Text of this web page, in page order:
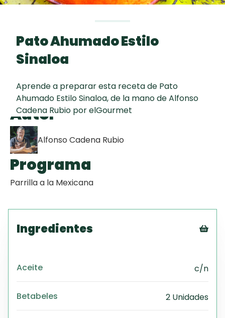
Galletas con
Tiramisú
Pato Ahumado Estilo
Sinaloa
Aprende a preparar esta receta de Pato
Ahumado Estilo Sinaloa, de la mano de Alfonso
Cadena Rubio por elGourmet
Autor
Alfonso Cadena Rubio
Programa
Parrilla a la Mexicana
Ingredientes
Aceite c/n
Betabeles 2 Unidades